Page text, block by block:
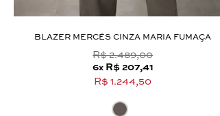
BLAZER MERCÊS CINZA MARIA FUMAÇA
R$ 2.489,00
6x R$ 207,41
R$ 1.244,50